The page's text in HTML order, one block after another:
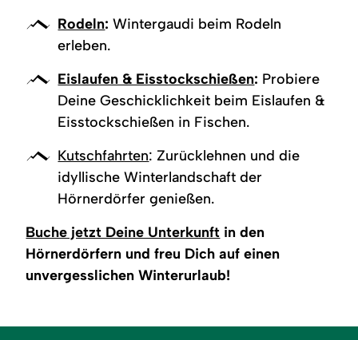
Rodeln: Wintergaudi beim Rodeln
erleben.
Eislaufen & Eisstockschießen: Probiere
Deine Geschicklichkeit beim Eislaufen &
Eisstockschießen in Fischen.
Kutschfahrten: Zurücklehnen und die
idyllische Winterlandschaft der
Hörnerdörfer genießen.
Buche jetzt Deine Unterkunft in den
Hörnerdörfern und freu Dich auf einen
unvergesslichen Winterurlaub!